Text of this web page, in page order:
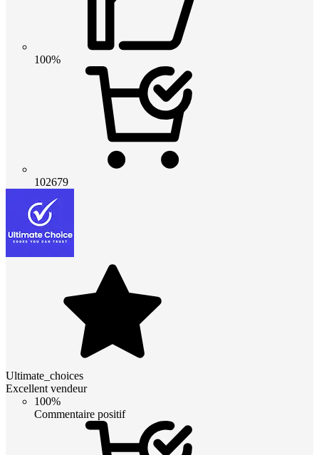
100%
102679
Ultimate_choices
Excellent vendeur
100%
Commentaire positif